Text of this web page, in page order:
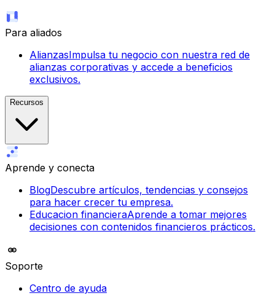
Para aliados
AlianzasImpulsa tu negocio con nuestra red de
alianzas corporativas y accede a beneficios
exclusivos.
Recursos
Aprende y conecta
BlogDescubre artículos, tendencias y consejos
para hacer crecer tu empresa.
Educacion financieraAprende a tomar mejores
decisiones con contenidos financieros prácticos.
Soporte
Centro de ayuda